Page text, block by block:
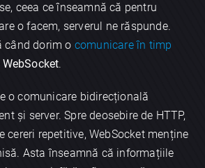
ceea ce înseamnă că pentru
o facem, serverul ne răspunde.
când dorim o comunicare în timp
WebSocket.
o comunicare bidirecțională
și server. Spre deosebire de HTTP,
cereri repetitive, WebSocket menține
Asta înseamnă că informațiile